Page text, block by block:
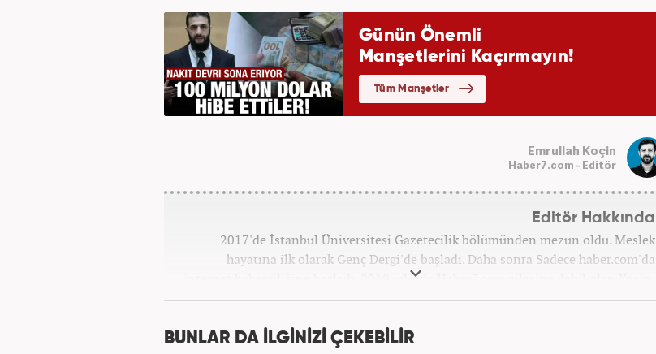
Emrullah Koçin
Haber7.com - Editör
Editör Hakkında
2017'de İstanbul Üniversitesi Gazetecilik bölümünden mezun oldu. Meslek
hayatına ilk olarak Genç Dergi'de başladı. Daha sonra Sadece haber.com'da
internet haberciliğine başladı. 2019 yılında Haber7.com ailesine dahil olan Koçin,
''Ekonomi ve Otomobil Editörü'' olarak meslek hayatına devam etmektedir.
BUNLAR DA İLGİNİZİ ÇEKEBİLİR